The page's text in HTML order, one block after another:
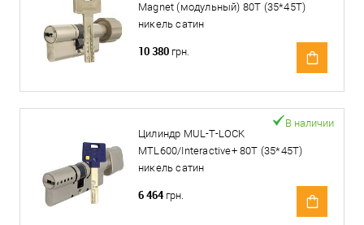
Magnet (модульный) 80T (35*45T)
никель сатин
10 380 грн.
Цилиндр MUL-T-LOCK
MTL600/Interactive+ 80T (35*45T)
никель сатин
В наличии
6 464 грн.